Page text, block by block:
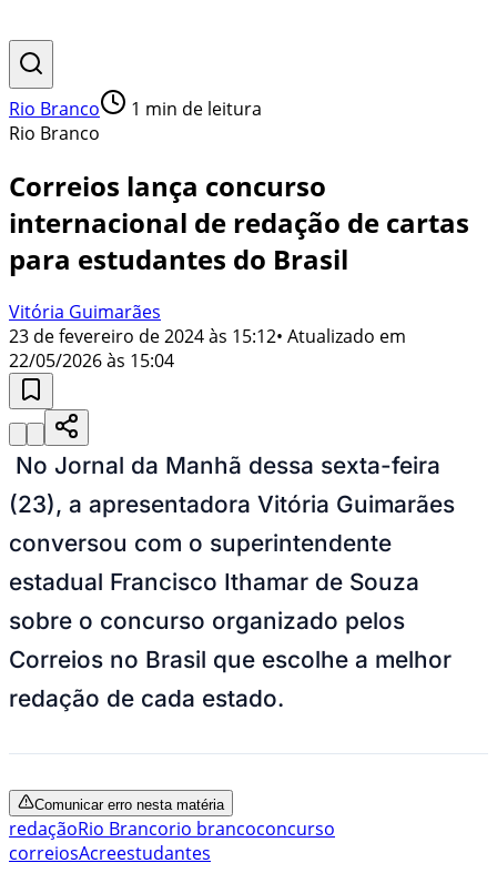
Rio Branco 1 min de leitura
Rio Branco
Correios lança concurso
internacional de redação de cartas
para estudantes do Brasil
Vitória Guimarães
23 de fevereiro de 2024 às 15:12• Atualizado em
22/05/2026 às 15:04
No Jornal da Manhã dessa sexta-feira
(23), a apresentadora Vitória Guimarães
conversou com o superintendente
estadual Francisco Ithamar de Souza
sobre o concurso organizado pelos
Correios no Brasil que escolhe a melhor
redação de cada estado.
Comunicar erro nesta matéria
redaçãoRio Brancorio brancoconcurso
correiosAcreestudantes